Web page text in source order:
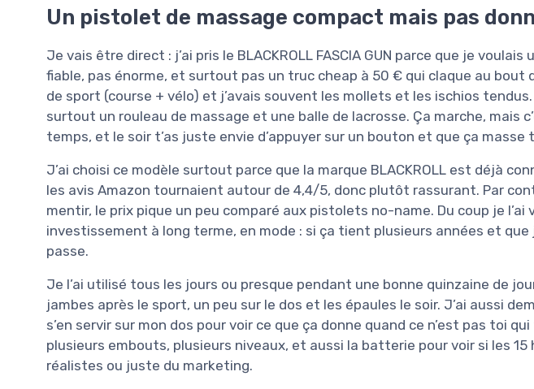
Un pistolet de massage compact mais pas
Je vais être direct : j’ai pris le BLACKROLL FASCIA GUN parce que je
fiable, pas énorme, et surtout pas un truc cheap à 50 € qui claque au bout
de sport (course + vélo) et j’avais souvent les mollets et les ischios tendus.
surtout un rouleau de massage et une balle de lacrosse. Ça marche, mais
temps, et le soir t’as juste envie d’appuyer sur un bouton et que ça masse
J’ai choisi ce modèle surtout parce que la marque BLACKROLL est déjà
les avis Amazon tournaient autour de 4,4/5, donc plutôt rassurant. Par
mentir, le prix pique un peu comparé aux pistolets no-name. Du coup je l’ai
investissement à long terme, en mode : si ça tient plusieurs années et que
passe.
Je l’ai utilisé tous les jours ou presque pendant une bonne quinzaine de
jambes après le sport, un peu sur le dos et les épaules le soir. J’ai aussi
s’en servir sur mon dos pour voir ce que ça donne quand ce n’est pas toi
plusieurs embouts, plusieurs niveaux, et aussi la batterie pour voir si les
réalistes ou juste du marketing.